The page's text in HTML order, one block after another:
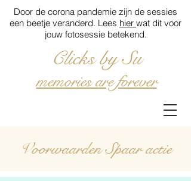
Clicks by Su
memories are forever
Door de corona pandemie zijn de sessies
een beetje veranderd. Lees hier wat dit voor
jouw fotosessie betekend.
Voorwaarden Spaar actie